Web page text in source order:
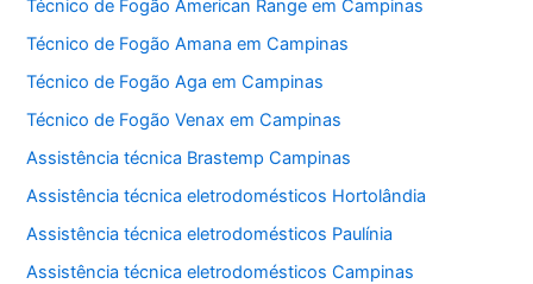
Técnico de Fogão American Range em Campinas
Técnico de Fogão Amana em Campinas
Técnico de Fogão Aga em Campinas
Técnico de Fogão Venax em Campinas
Assistência técnica Brastemp Campinas
Assistência técnica eletrodomésticos Hortolândia
Assistência técnica eletrodomésticos Paulínia
Assistência técnica eletrodomésticos Campinas